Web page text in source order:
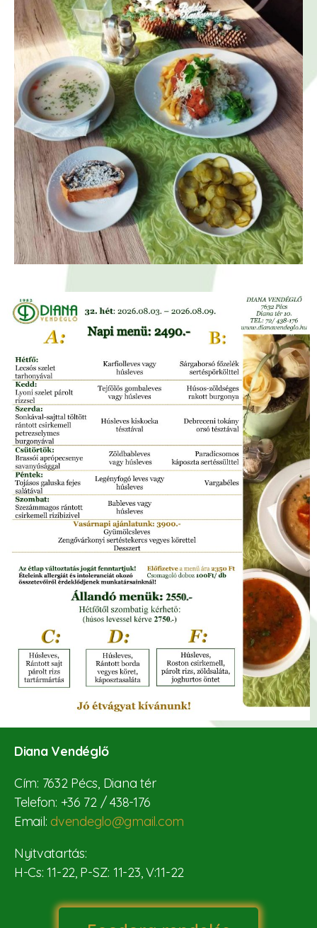
Diana Vendéglő
Cím: 7632 Pécs, Diana tér
Telefon: +36 72 / 438-176
Email: dvendeglo@gmail.com
Nyitvatartás:
H-Cs: 11-22, P-SZ: 11-23, V:11-22